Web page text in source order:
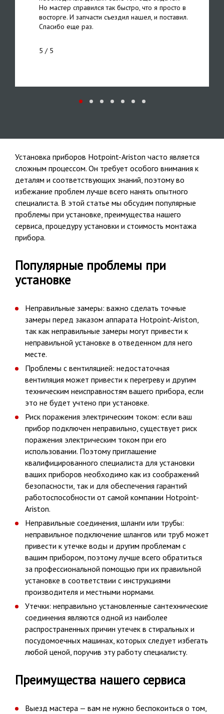
Но мастер справился так быстро, что я просто в
восторге. И запчасти съездил нашел, и поставил.
Спасибо еще раз.
5 / 5
Установка приборов Hotpoint-Ariston часто является
сложным процессом. Он требует особого внимания к
деталям и соответствующих знаний, поэтому во
избежание проблем лучше всего нанять опытного
специалиста. В этой статье мы обсудим популярные
проблемы при установке, преимущества нашего
сервиса, процедуру установки и стоимость монтажа
прибора.
Популярные проблемы при
установке
Неправильные замеры: важно сделать точные
замеры перед заказом аппарата Hotpoint-Ariston,
так как неправильные замеры могут привести к
неправильной установке в отведенном для него
месте.
Проблемы с вентиляцией: недостаточная
вентиляция может привести к перегреву и другим
техническим неисправностям вашего прибора, если
это не будет учтено при установке.
Риск поражения электрическим током: если ваш
прибор подключен неправильно, существует риск
поражения электрическим током при его
использовании. Поэтому приглашение
квалифицированного специалиста для установки
ваших приборов необходимо как из соображений
безопасности, так и для обеспечения гарантий
работоспособности от самой компании Hotpoint-
Ariston.
Неправильные соединения, шланги или трубы:
неправильное подключение шлангов или труб может
привести к утечке воды и другим проблемам с
вашим прибором, поэтому лучше всего обратиться
за профессиональной помощью при их правильной
установке в соответствии с инструкциями
производителя и местными нормами.
Утечки: неправильно установленные сантехнические
соединения являются одной из наиболее
распространенных причин утечек в стиральных и
посудомоечных машинах, которых следует избегать
любой ценой, поручив эту работу специалисту.
Преимущества нашего сервиса
Выезд мастера — вам не нужно беспокоиться о том,